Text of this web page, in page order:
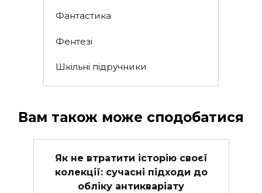
Фантастика
Фентезі
Шкільні підручники
Вам також може сподобатися
Як не втратити історію своєї
колекції: сучасні підходи до
обліку антикваріату